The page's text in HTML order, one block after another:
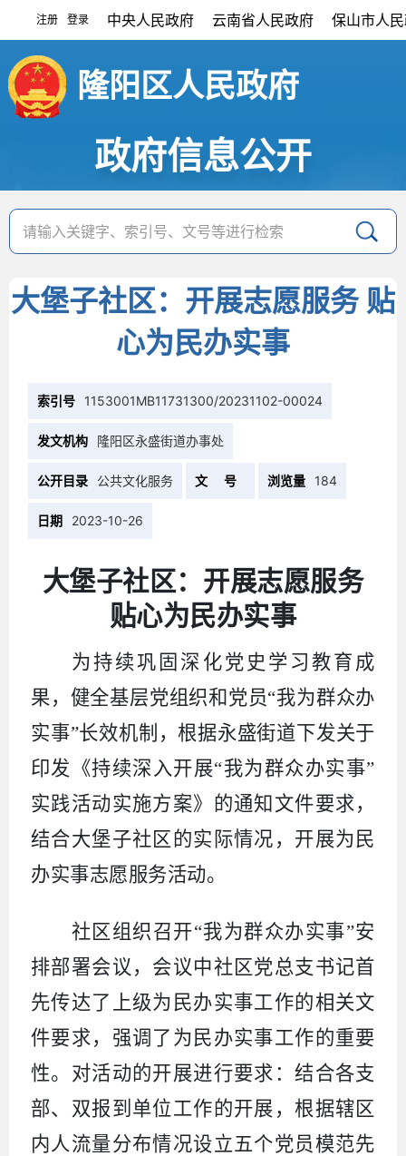
注册 登录 中央人民政府 云南省人民政府 保山市人
隆阳区人民政府
政府信息公开
大堡子社区：开展志愿服务 贴
心为民办实事
索引号 1153001MB11731300/20231102-00024
发文机构 隆阳区永盛街道办事处
公开目录 公共文化服务 文 号 浏览量 184
日期 2023-10-26
大堡子社区：开展志愿服务
贴心为民办实事
为持续巩固深化党史学习教育成
果，健全基层党组织和党员“我为群众办
实事”长效机制，根据永盛街道下发关于
印发《持续深入开展“我为群众办实事”
实践活动实施方案》的通知文件要求，
结合大堡子社区的实际情况，开展为民
办实事志愿服务活动。
社区组织召开“我为群众办实事”安
排部署会议，会议中社区党总支书记首
先传达了上级为民办实事工作的相关文
件要求，强调了为民办实事工作的重要
性。对活动的开展进行要求：结合各支
部、双报到单位工作的开展，根据辖区
内人流量分布情况设立五个党员模范先